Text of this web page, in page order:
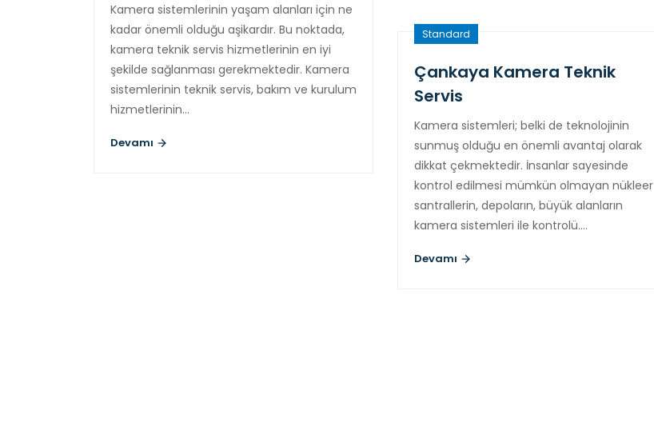
Kamera sistemlerinin yaşam alanları için ne
kadar önemli olduğu aşikardır. Bu noktada,
kamera teknik servis hizmetlerinin en iyi
şekilde sağlanması gerekmektedir. Kamera
sistemlerinin teknik servis, bakım ve kurulum
hizmetlerinin…
Devamı
Standard
Çankaya Kamera Teknik
Servis
Kamera sistemleri; belki de teknolojinin
sunmuş olduğu en önemli avantaj olarak
dikkat çekmektedir. İnsanlar sayesinde
kontrol edilmesi mümkün olmayan nükleer
santrallerin, depoların, büyük alanların
kamera sistemleri ile kontrolü….
Devamı